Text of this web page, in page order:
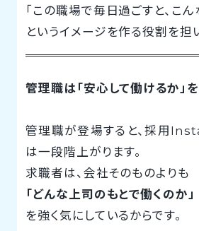
「この職場で毎日過ごすと、こ
というイメージを作る役割を担
管理職は「安心して働けるか」
管理職が登場すると、採用
は一段階上がります。
求職者は、会社そのものよりも
「どんな上司のもとで働くのか」
を強く気にしているからです。